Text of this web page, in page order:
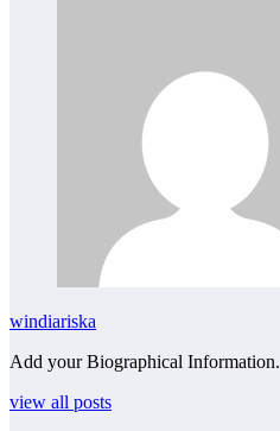
windiariska
Add your Biographical Information.
view all posts